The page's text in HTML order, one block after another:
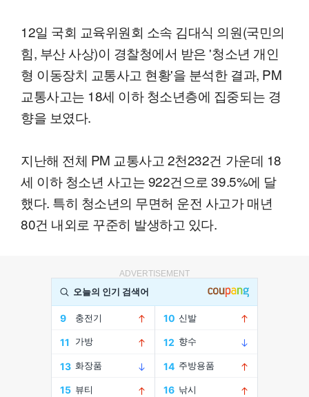
12일 국회 교육위원회 소속 김대식 의원(국민의
힘, 부산 사상)이 경찰청에서 받은 '청소년 개인
형 이동장치 교통사고 현황'을 분석한 결과, PM
교통사고는 18세 이하 청소년층에 집중되는 경
향을 보였다.
지난해 전체 PM 교통사고 2천232건 가운데 18
세 이하 청소년 사고는 922건으로 39.5%에 달
했다. 특히 청소년의 무면허 운전 사고가 매년
80건 내외로 꾸준히 발생하고 있다.
ADVERTISEMENT